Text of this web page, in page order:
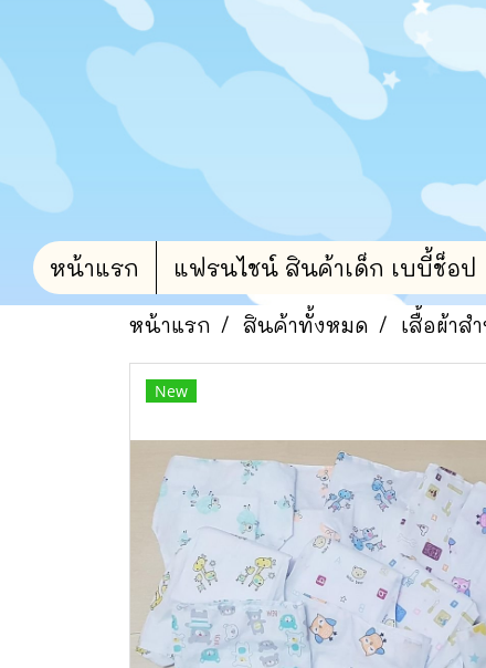
หน้าแรก แฟรนไชน์ สินค้าเด็ก เบบี้ช็อป
หน้าแรก สินค้าทั้งหมด เสื้อผ้าส
New